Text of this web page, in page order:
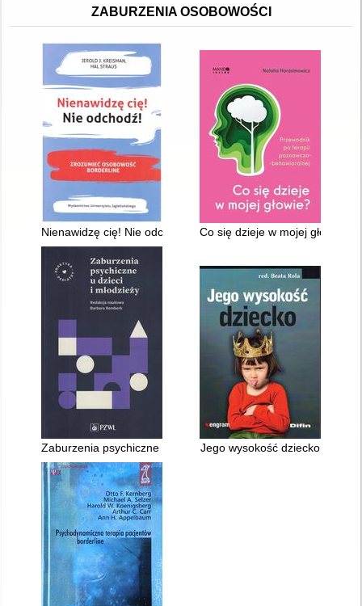
ZABURZENIA OSOBOWOŚCI
Nienawidzę cię! Nie odchodź! : zrozumieć osobowość
Co się dzieje w mojej głowie?
Zaburzenia psychiczne u dzieci i młodzieżyJego wysokość dziecko